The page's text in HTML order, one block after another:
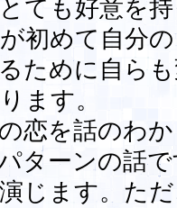
ても好意を
初めて自分
ために自ら
ます。
恋を話のわ
ターンの話
じます。た